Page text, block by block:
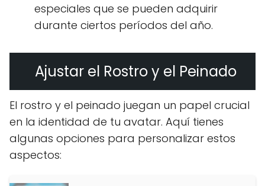
especiales que se pueden adquirir
durante ciertos períodos del año.
Ajustar el Rostro y el Peinado
El rostro y el peinado juegan un papel crucial
en la identidad de tu avatar. Aquí tienes
algunas opciones para personalizar estos
aspectos: